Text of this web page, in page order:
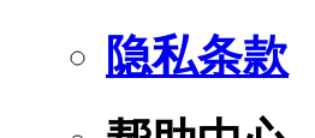
隐私条款